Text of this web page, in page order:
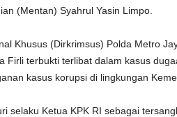
(Mentan) Syahrul Yasin Limpo.
Khusus (Dirkrimsus) Polda Metro
Firli terbukti terlibat dalam kasus
kasus korupsi di lingkungan
selaku Ketua KPK RI sebagai